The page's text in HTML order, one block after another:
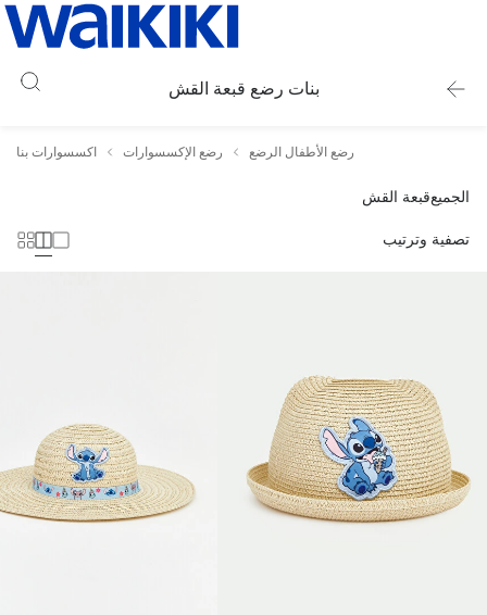
بنات رضع قبعة القش
رضع الأطفال الرضع رضع الإكسسوارات اكسسوارات
الجميعقبعة القش
تصفية وترتيب